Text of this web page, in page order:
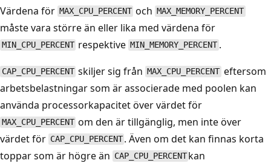
Värdena för MAX_CPU_PERCENT och MAX_MEMORY_PERCENT
måste vara större än eller lika med värdena för
MIN_CPU_PERCENT respektive MIN_MEMORY_PERCENT .
CAP_CPU_PERCENT skiljer sig från MAX_CPU_PERCENT eftersom
arbetsbelastningar som är associerade med poolen kan
använda processorkapacitet över värdet för
MAX_CPU_PERCENT om den är tillgänglig, men inte över
värdet för CAP_CPU_PERCENT . Även om det kan finnas korta
toppar som är högre än CAP_CPU_PERCENT kan